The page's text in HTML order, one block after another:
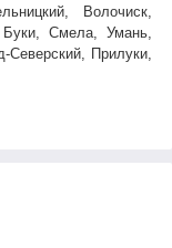
Волочиск,
Смела, Умань,
Северский, Прилуки,